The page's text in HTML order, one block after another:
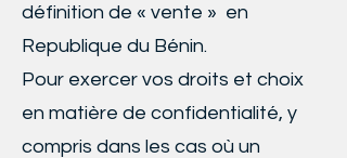
définition de « vente » en
Republique du Bénin.
Pour exercer vos droits et choix
en matière de confidentialité, y
compris dans les cas où un